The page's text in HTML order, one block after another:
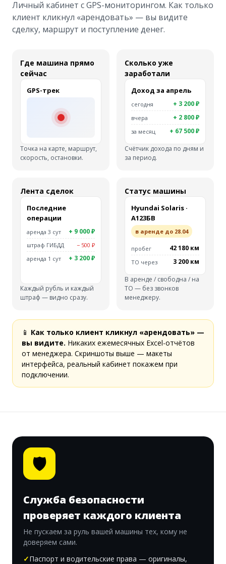
Личный кабинет с GPS-мониторингом. Как только
клиент кликнул «арендовать» — вы видите
сделку, маршрут и поступление денег.
Где машина прямо
сейчас
GPS-трек
Точка на карте, маршрут,
скорость, остановки.
Сколько уже
заработали
Доход за апрель
сегодня + 3 200 ₽
вчера + 2 800 ₽
за месяц + 67 500 ₽
Счётчик дохода по дням и
за период.
Лента сделок
Последние
операции
аренда 3 сут + 9 000 ₽
штраф ГИБДД
− 500 ₽
аренда 1 сут
+ 3 200 ₽
Каждый рубль и каждый
штраф — видно сразу.
Статус машины
Hyundai Solaris ·
А123БВ
в аренде до 28.04
пробег 42 180 км
ТО через 3 200 км
В аренде / свободна / на
ТО — без звонков
менеджеру.
📱 Как только клиент кликнул «арендовать» —
вы видите. Никаких ежемесячных Excel-отчётов
от менеджера. Скриншоты выше — макеты
интерфейса, реальный кабинет покажем при
подключении.
🛡
Служба безопасности
проверяет каждого клиента
Не пускаем за руль вашей машины тех, кому не
доверяем сами.
Паспорт и водительские права — оригиналы,